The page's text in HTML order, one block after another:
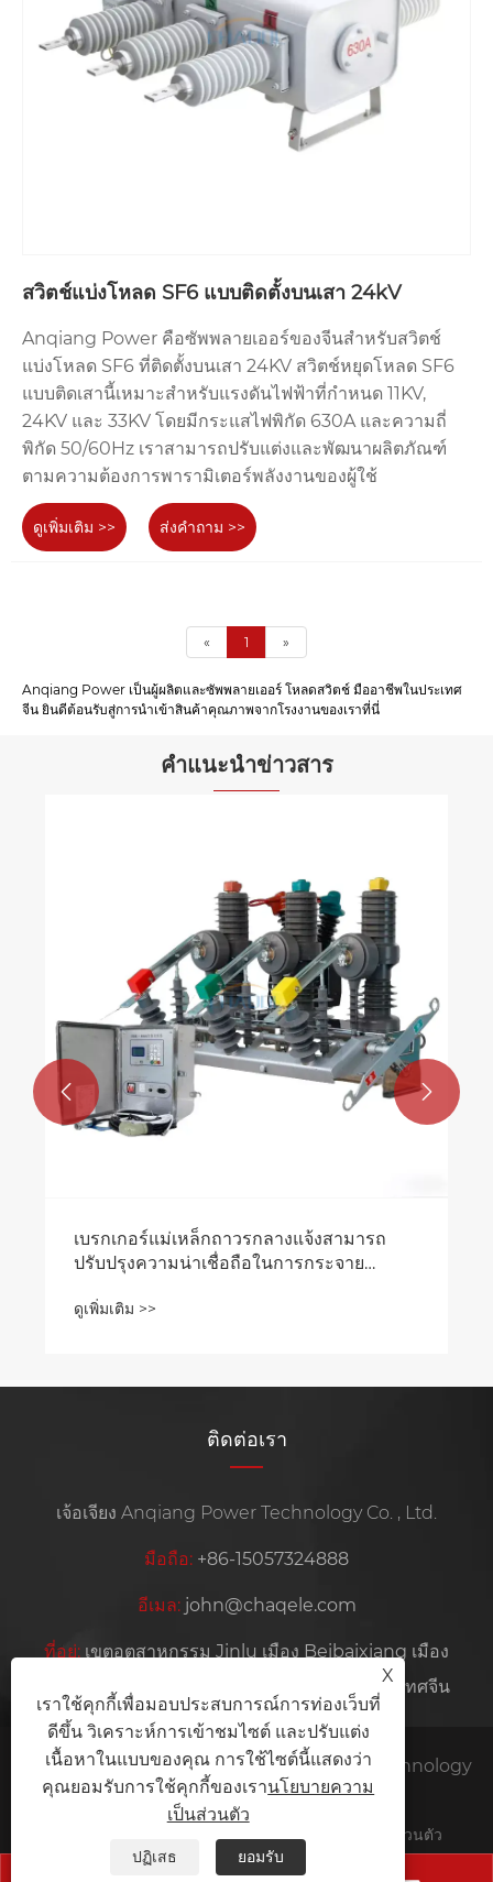
สวิตช์แบ่งโหลด SF6 แบบติดตั้งบนเสา 24kV
Anqiang Power คือซัพพลายเออร์ของจีนสำหรับสวิตช์
แบ่งโหลด SF6 ที่ติดตั้งบนเสา 24KV สวิตช์หยุดโหลด SF6
แบบติดเสานี้เหมาะสำหรับแรงดันไฟฟ้าที่กำหนด 11KV,
24KV และ 33KV โดยมีกระแสไฟพิกัด 630A และความถี่
พิกัด 50/60Hz เราสามารถปรับแต่งและพัฒนาผลิตภัณฑ์
ตามความต้องการพารามิเตอร์พลังงานของผู้ใช้
ดูเพิ่มเติม >> ส่งคำถาม >>
« 1 »
Anqiang Power เป็นผู้ผลิตและซัพพลายเออร์ โหลดสวิตช์ มืออาชีพในประเทศ
จีน ยินดีต้อนรับสู่การนำเข้าสินค้าคุณภาพจากโรงงานของเราที่นี่
คำแนะนำข่าวสาร
ทำงานอย่างไร
ดูเพิ่มเติม >>
 
ติดต่อเรา
เจ้อเจียง Anqiang Power Technology Co. , Ltd.
มือถือ: +86-15057324888
อีเมล: john@chaqele.com
ที่อยู่: เขตอุตสาหกรรม Jinlu เมือง Beibaixiang เมือง
Yueqing เมือง Wenzhou มณฑลเจ้อเจียงประเทศจีน
ลิขสิทธิ์ © 2026 Zhejiang Anqiang Power Technology
Co., Ltd. สงวนลิขสิทธิ์
RSS XML นโยบายความเป็นส่วนตัว
X
เราใช้คุกกี้เพื่อมอบประสบการณ์การท่องเว็บที่
ดีขึ้น วิเคราะห์การเข้าชมไซต์ และปรับแต่ง
เนื้อหาในแบบของคุณ การใช้ไซต์นี้แสดงว่า
คุณยอมรับการใช้คุกกี้ของเรานโยบายความ
เป็นส่วนตัว
ปฏิเสธ ยอมรับ